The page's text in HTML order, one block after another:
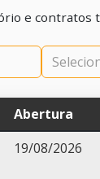
e contratos
Abertura
19/08/2026